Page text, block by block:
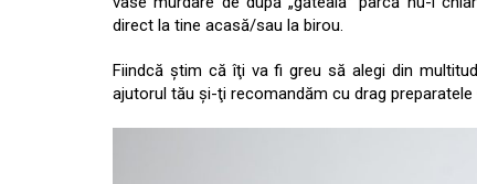
direct la tine acasă/sau la birou.
Fiindcă ştim că îţi va fi greu să alegi din
ajutorul tău şi-ţi recomandăm cu drag